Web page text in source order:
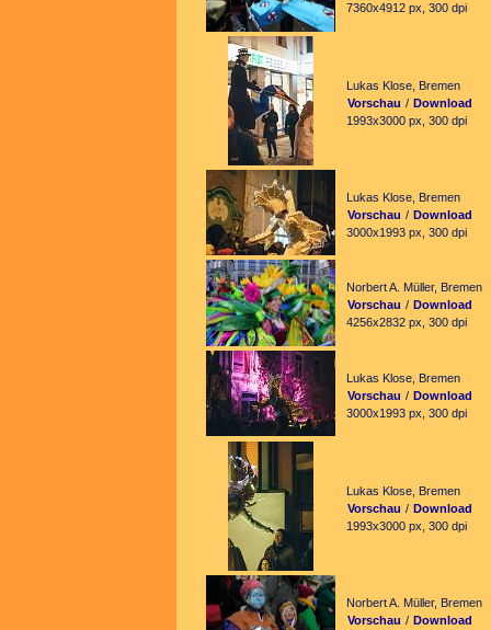
7360x4912 px, 300 dpi
Lukas Klose, Bremen
Vorschau / Download
1993x3000 px, 300 dpi
Lukas Klose, Bremen
Vorschau / Download
3000x1993 px, 300 dpi
Norbert A. Müller, Bremen
Vorschau / Download
4256x2832 px, 300 dpi
Lukas Klose, Bremen
Vorschau / Download
3000x1993 px, 300 dpi
Lukas Klose, Bremen
Vorschau / Download
1993x3000 px, 300 dpi
Norbert A. Müller, Bremen
Vorschau / Download